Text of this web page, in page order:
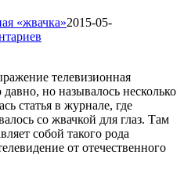
«жвачка»2015-05-
телевизионная
но называлось несколько
статья в журнале, где
со жвачкой для глаз. Там
собой такого рода
от отечественного